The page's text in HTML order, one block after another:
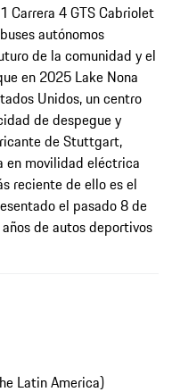
Carrera 4 GTS Cabriolet
autónomos
de la comunidad y el
en 2025 Lake Nona
Unidos, un centro
de despegue y
de Stuttgart,
en movilidad eléctrica
reciente de ello es el
el pasado 8 de
de autos deportivos
Latin America)